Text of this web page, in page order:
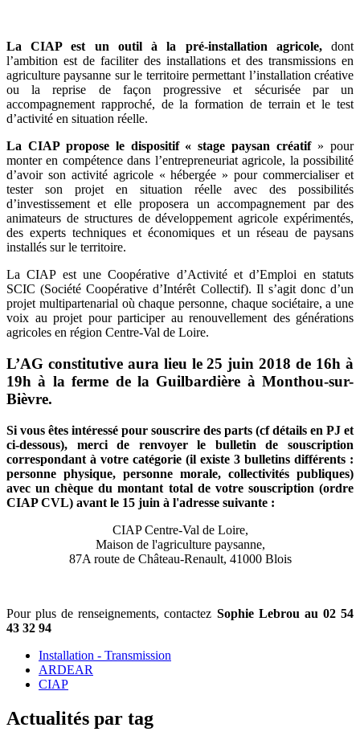
La CIAP est un outil à la pré-installation agricole,dont
l’ambition est de faciliter des installations et des transmissions en
agriculture paysanne sur le territoire permettant l’installation créative
ou la reprise de façon progressive et sécurisée par un
accompagnement rapproché, de la formation de terrain et le test
d’activité en situation réelle.
La CIAP propose le dispositif « stage paysan créatif» pour
monter en compétence dans l’entrepreneuriat agricole, la possibilité
d’avoir son activité agricole « hébergée » pour commercialiser et
tester son projet en situation réelle avec des possibilités
d’investissement et elle proposera un accompagnement par des
animateurs de structures de développement agricole expérimentés,
des experts techniques et économiques et un réseau de paysans
installés sur le territoire.
La CIAP est une Coopérative d’Activité et d’Emploi en statuts
SCIC (Société Coopérative d’Intérêt Collectif). Il s’agit donc d’un
projet multipartenarial où chaque personne, chaque sociétaire, a une
voix au projet pour participer au renouvellement des générations
agricoles en région Centre-Val de Loire.
L’AG constitutive aura lieu le 25 juin 2018 de 16h à
19h à la ferme de la Guilbardière à Monthou-sur-
Bièvre.
Si vous êtes intéressé pour souscrire des parts (cf détails en PJ et
ci-dessous), merci de renvoyer le bulletin de souscription
correspondant à votre catégorie (il existe 3 bulletins différents :
personne physique, personne morale, collectivités publiques)
avec un chèque du montant total de votre souscription (ordre
CIAP CVL) avant le 15 juin à l'adresse suivante :
CIAP Centre-Val de Loire,
Maison de l'agriculture paysanne,
87A route de Château-Renault, 41000 Blois
Pour plus de renseignements, contactez Sophie Lebrou au 02 54
43 32 94
Installation - Transmission
ARDEAR
CIAP
Actualités par tag